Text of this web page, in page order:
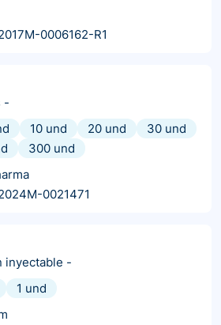
0006162-R1
-
10 und 20 und
30 und
300 und
0021471
inyectable -
1 und